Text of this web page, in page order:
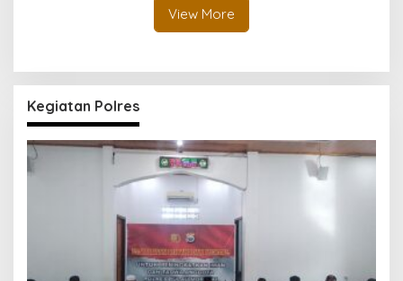
View More
Kegiatan Polres